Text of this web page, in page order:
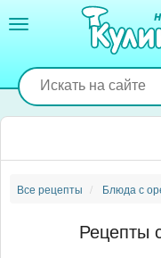
содержанию
Все рецепты Блюда с
Рецепты